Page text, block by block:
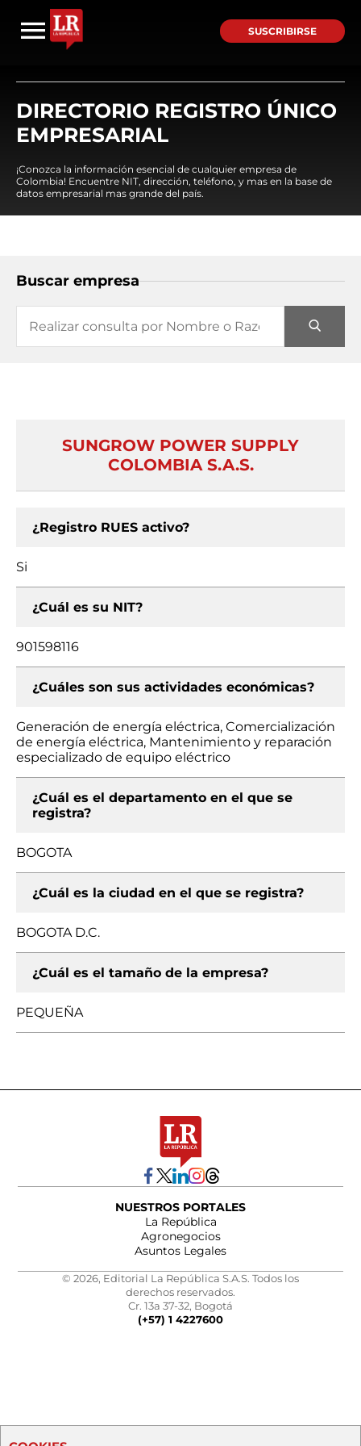
SUSCRIBIRSE
DIRECTORIO REGISTRO ÚNICO
EMPRESARIAL
¡Conozca la información esencial de cualquier empresa de
Colombia! Encuentre NIT, dirección, teléfono, y mas en la base de
datos empresarial mas grande del país.
Buscar empresa
SUNGROW POWER SUPPLY
COLOMBIA S.A.S.
¿Registro RUES activo?
Si
¿Cuál es su NIT?
901598116
¿Cuáles son sus actividades económicas?
Generación de energía eléctrica, Comercialización
de energía eléctrica, Mantenimiento y reparación
especializado de equipo eléctrico
¿Cuál es el departamento en el que se
registra?
BOGOTA
¿Cuál es la ciudad en el que se registra?
BOGOTA D.C.
¿Cuál es el tamaño de la empresa?
PEQUEÑA
NUESTROS PORTALES
La República
Agronegocios
Asuntos Legales
© 2026, Editorial La República S.A.S. Todos los
derechos reservados.
Cr. 13a 37-32, Bogotá
(+57) 1 4227600